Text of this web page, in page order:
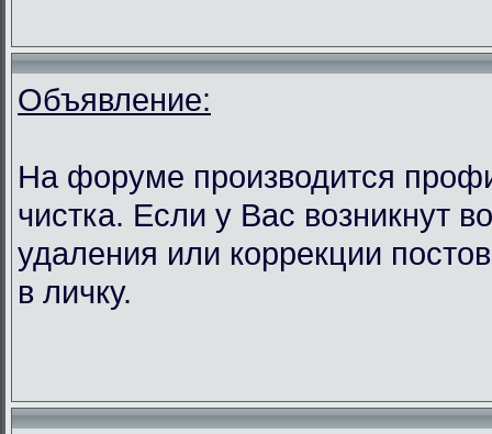
Объявление:
На форуме производится
чистка. Если у Вас возникнут
удаления или коррекции
в личку.